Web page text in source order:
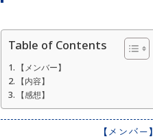
Table of Contents
【メンバー】
【内容】
【感想】
【メンバー】